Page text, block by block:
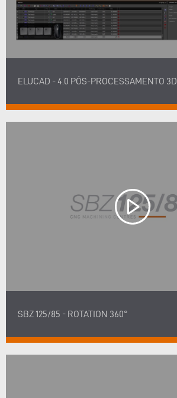
ELUCAD - 4.0 PÓS-PROCESSAMENTO 3D
SBZ 125/85 - ROTATION 360°